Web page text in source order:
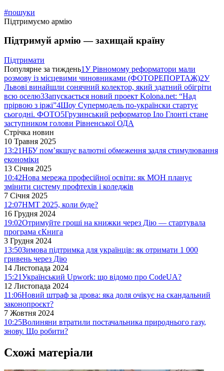
#пошуки
Підтримуємо армію
Підтримуй армію — захищай країну
Підтримати
Популярне за тиждень1У Рівномому реформатори мали
розмову із місцевими чиновниками (ФОТОРЕПОРТАЖ)2У
Львові винайшли сонячний колектор, який здатний обігріти
всю оселю3Запускається новий проект Kolona.net: “Над
прірвою з іржі”4Шоу Супермодель по-українски стартує
сьогодні. ФОТО5Грузинський реформатор Іло Глонті стане
заступником голови Рівненської ОДА
Стрічка новин
10 Травня 2025
13:21НБУ пом’якшує валютні обмеження задля стимулювання
економіки
13 Січня 2025
10:42Нова мережа професійної освіти: як МОН планує
змінити систему профтехів і коледжів
7 Січня 2025
12:07НМТ 2025, коли буде?
16 Грудня 2024
19:02Отримуйте гроші на книжки через Дію — стартувала
програма єКнига
3 Грудня 2024
13:50Зимова підтримка для українців: як отримати 1 000
гривень через Дію
14 Листопада 2024
15:21Український Upwork: що відомо про CodeUA?
12 Листопада 2024
11:06Новий штраф за дрова: яка доля очікує на скандальний
законопроєкт?
7 Жовтня 2024
10:25Волиняни втратили постачальника природнього газу,
знову. Що робити?
Схожі матеріали